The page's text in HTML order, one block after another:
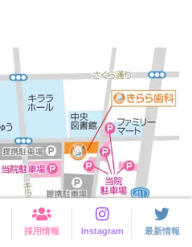
採用情報 Instagram 最新情報